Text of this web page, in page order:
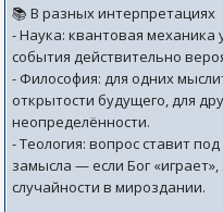
📚 В разных интерпретациях
- Наука: квантовая
события действительно
- Философия: для одних
открытости будущего, для
неопределённости.
- Теология: вопрос ставит
замысла — если Бог
случайности в мироздании.